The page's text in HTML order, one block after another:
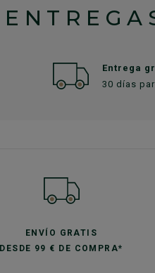
Entrega
30 días
ENVÍO GRATIS
DESDE 99 € DE COMPRA*